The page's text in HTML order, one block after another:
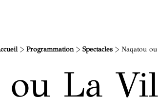
> Programmation> Spectacles> Naqatou
ou La